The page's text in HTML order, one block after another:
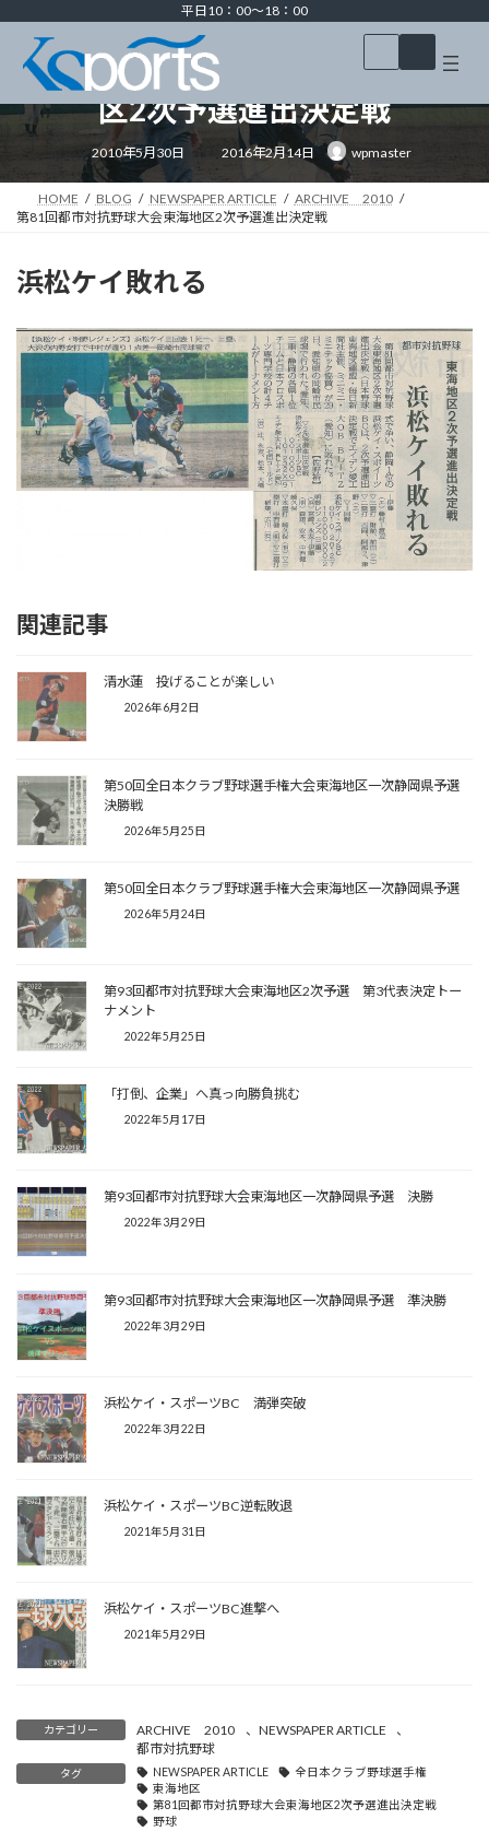
へ
ッ
ョ
移
平日10：00～18：00
ア
コ
リ
ン
ア
コ
リ
第81回都市対抗野球大会東海地
区2次予選進出決定戦
2010年5月30日
終
新
日
時
:
2016年2月14日 wpmaster
HOME BLOG NEWSPAPER ARTICLE
ARCHIVE 2010
第81回都市対抗野球大会東海地区2次予選進出決定戦
浜松ケイ敗れる
関連記事
清水蓮 投げることが楽しい
2026年6月2日
第50回全日本クラブ野球選手権大会東海地区一次静岡県予選
決勝戦
2026年5月25日
第50回全日本クラブ野球選手権大会東海地区一次静岡県予選
2026年5月24日
第93回都市対抗野球大会東海地区2次予選 第3代表決定トー
ナメント
2022年5月25日
「打倒、企業」へ真っ向勝負挑む
2022年5月17日
第93回都市対抗野球大会東海地区一次静岡県予選 決勝
2022年3月29日
第93回都市対抗野球大会東海地区一次静岡県予選 準決勝
2022年3月29日
浜松ケイ・スポーツBC 満弾突破
2022年3月22日
浜松ケイ・スポーツBC逆転敗退
2021年5月31日
浜松ケイ・スポーツBC進撃へ
2021年5月29日
カテゴリー ARCHIVE 2010 、 NEWSPAPER ARTICLE
、
都市対抗野球
タグ NEWSPAPER ARTICLE
全日本クラブ野球選手権
東海地区
第81回都市対抗野球大会東海地区2次予選進出決定戦
野球